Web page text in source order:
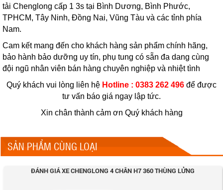
tải Chenglong cấp 1 3s tại Bình Dương, Bình Phước,
TPHCM, Tây Ninh, Đồng Nai, Vũng Tàu và các tỉnh phía
Nam.
Cam kết mang đến cho khách hàng sản phẩm chính hãng,
bảo hành bảo dưỡng uy tín, phụ tung có sẵn đa dang cùng
đội ngũ nhân viên bán hàng chuyên nghiệp và nhiệt tình
Quý khách vui lòng liên hệ Hotline : 0383 262 496 để được
tư vấn báo giá ngay lập tức.
Xin chân thành cảm ơn Quý khách hàng
SẢN PHẨM CÙNG LOẠI
ĐÁNH GIÁ XE CHENGLONG 4 CHÂN H7 360 THÙNG LỬNG